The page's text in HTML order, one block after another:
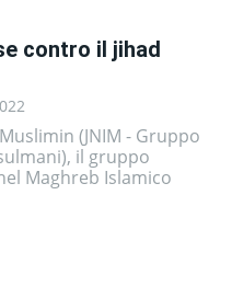
contro il jihad
(JNIM - Gruppo
il gruppo
Maghreb Islamico